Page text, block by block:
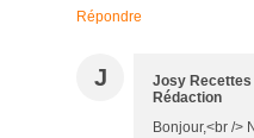
Répondre
J
Josy
Rédaction
Bonjour,<br />